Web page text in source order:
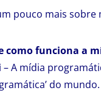
pouco mais
e como funciona a
– A mídia
do